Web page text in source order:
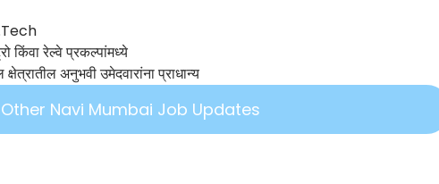
किंवा रेल्वे प्रकल्पांमध्ये
अनुभवी उमेदवारांना प्राधान्य
Navi Mumbai Job Updates